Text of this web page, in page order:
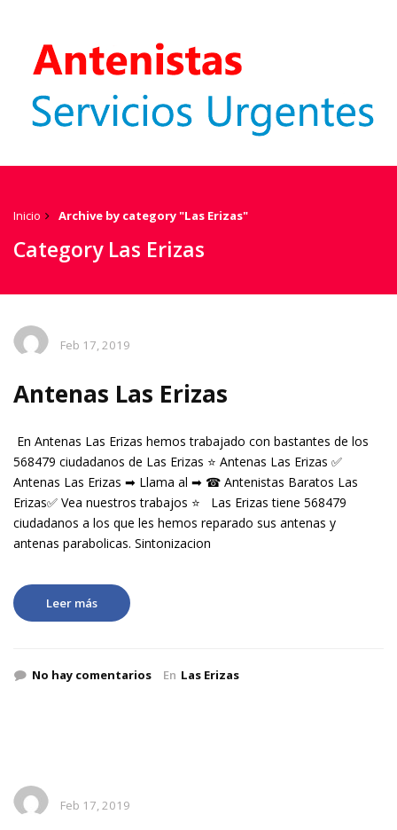
Inicio Archive by category "Las Erizas"
Category Las Erizas
Feb 17, 2019
Antenas Las Erizas
En Antenas Las Erizas hemos trabajado con bastantes de los
568479 ciudadanos de Las Erizas ⭐ Antenas Las Erizas ✅
Antenas Las Erizas ➡ Llama al ➡ ☎ Antenistas Baratos Las
Erizas✅ Vea nuestros trabajos ⭐ Las Erizas tiene 568479
ciudadanos a los que les hemos reparado sus antenas y
antenas parabolicas. Sintonizacion
Leer más
No hay comentarios En Las Erizas
Feb 17, 2019